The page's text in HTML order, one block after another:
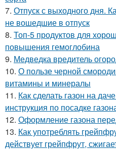
7. Отпуск с выходного дня.
не вошедшие в отпуск
8. Топ-5 продуктов для
повышения гемоглобина
9. Медведка вредитель
10. О пользе черной
витамины и минералы
11. Как сделать газон на
инструкция по посадке
12. Оформление газона
13. Как употреблять
действует грейпфрут,